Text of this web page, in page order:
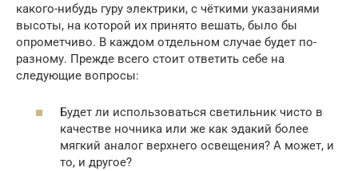
какого-нибудь гуру электрики, с чёткими указаниями
высоты, на которой их принято вешать, было бы
опрометчиво. В каждом отдельном случае будет по-
разному. Прежде всего стоит ответить себе на
следующие вопросы:
Будет ли использоваться светильник чисто в
качестве ночника или же как эдакий более
мягкий аналог верхнего освещения? А может, и
то, и другое?